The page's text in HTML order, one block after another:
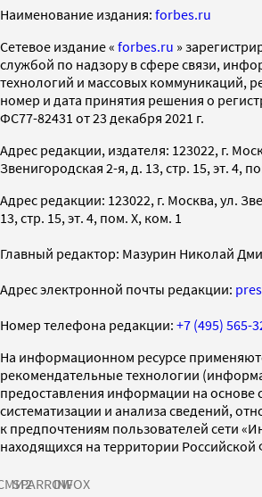
Наименование издания: forbes.ru
Cетевое издание « forbes.ru »
службой по надзору в сфере связи,
технологий и массовых коммуникаций,
номер и дата принятия решения о
ФС77-82431 от 23 декабря 2021 г.
Адрес редакции, издателя: 123022, г.
Звенигородская 2-я, д. 13, стр. 15, эт. 4,
Адрес редакции: 123022, г. Москва, ул.
13, стр. 15, эт. 4, пом. X, ком. 1
Главный редактор: Мазурин Николай
Адрес электронной почты редакции:
Номер телефона редакции: +7 (495) 565-
На информационном ресурсе
рекомендательные технологии
предоставления информации на основе
систематизации и анализа сведений,
к предпочтениям пользователей сети
находящихся на территории
SPARROWINFOX